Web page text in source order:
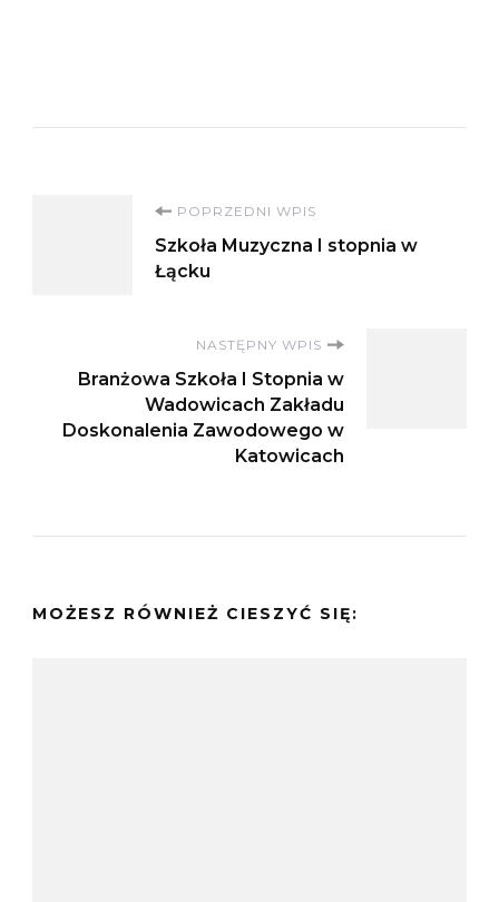
Nawigacja
wpisu
POPRZEDNI WPIS
Szkoła Muzyczna I stopnia w
Łącku
NASTĘPNY WPIS
Branżowa Szkoła I Stopnia w
Wadowicach Zakładu
Doskonalenia Zawodowego w
Katowicach
MOŻESZ RÓWNIEŻ CIESZYĆ SIĘ: